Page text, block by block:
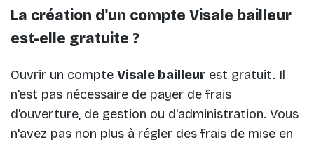
La création d'un compte Visale bailleur
est-elle gratuite ?
Ouvrir un compte Visale bailleur est gratuit. Il
n'est pas nécessaire de payer de frais
d'ouverture, de gestion ou d'administration. Vous
n'avez pas non plus à régler des frais de mise en